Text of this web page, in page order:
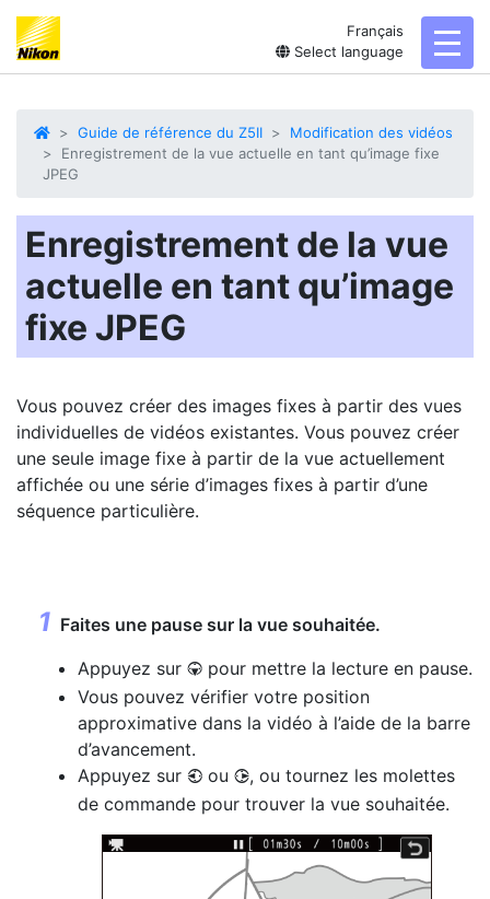
Français
Select language
Guide de référence du Z5II
Modification des vidéos
Enregistrement de la vue actuelle en tant qu’image fixe
JPEG
Enregistrement de la vue
actuelle en tant qu’image
fixe JPEG
Vous pouvez créer des images fixes à partir des vues
individuelles de vidéos existantes. Vous pouvez créer
une seule image fixe à partir de la vue actuellement
affichée ou une série d’images fixes à partir d’une
séquence particulière.
Faites une pause sur la vue souhaitée.
Appuyez sur 3 pour mettre la lecture en pause.
Vous pouvez vérifier votre position
approximative dans la vidéo à l’aide de la barre
d’avancement.
Appuyez sur 4 ou 2, ou tournez les molettes
de commande pour trouver la vue souhaitée.